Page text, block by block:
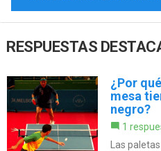
RESPUESTAS
¿Por
mesa
negro?
1
Las